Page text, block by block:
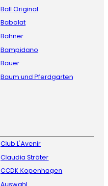
Ball Original
Babolat
Bahner
Bampidano
Bauer
Baum und Pferdgarten
Club L'Avenir
Claudia Sträter
CCDK Kopenhagen